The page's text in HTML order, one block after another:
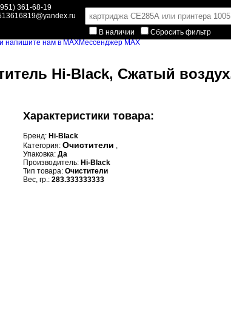
361-68-19
В наличии
Сбросить фильтр
Мессенджер MAX
Hi-Black, Сжатый
Характеристики товара:
Бренд: Hi-Black
Категория: Очистители ,
Упаковка: Да
Производитель: Hi-Black
Тип товара: Очистители
Вес, гр.: 283.333333333